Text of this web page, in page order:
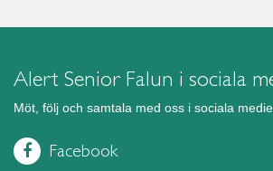
Alert Senior Falun i sociala
Möt, följ och samtala med oss i sociala
Facebook